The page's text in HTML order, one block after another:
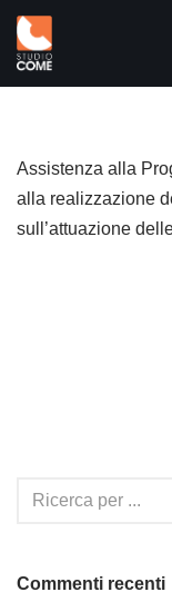
Vai
al
Assistenza alla
alla realizzazione
sull’attuazione
Commenti recenti